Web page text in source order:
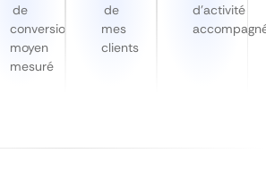
de
conversion
moyen
mesuré
de
mes
clients
d’activité